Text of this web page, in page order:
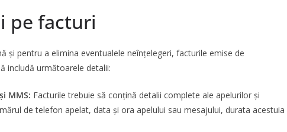
pe facturi
și pentru a elimina eventualele neînțelegeri, facturile emise de
includă următoarele detalii:
MMS: Facturile trebuie să conțină detalii complete ale apelurilor și
de telefon apelat, data și ora apelului sau mesajului, durata acestuia